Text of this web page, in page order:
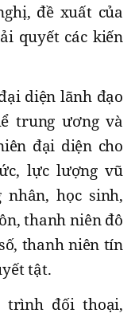
đề xuất của
quyết các kiến
diện lãnh đạo
trung ương và
đại diện cho
lực lượng vũ
học sinh,
thanh niên đô
thanh niên tín
tật.
trình đối thoại,